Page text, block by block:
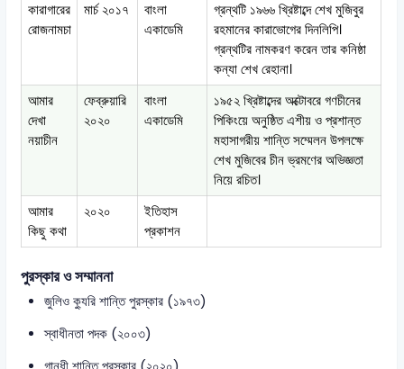
কারাগারের
রোজনামচা
মার্চ ২০১৭
বাংলা
একাডেমি
গ্রন্থটি ১৯৬৬ খ্রিষ্টাব্দে শেখ মুজিবুর
রহমানের কারাভোগের দিনলিপি।
গ্রন্থটির নামকরণ করেন তার কনিষ্ঠা
কন্যা শেখ রেহানা।
আমার
দেখা
নয়াচীন
ফেব্রুয়ারি
২০২০
বাংলা
একাডেমি
১৯৫২ খ্রিষ্টাব্দের অক্টোবরে গণচীনের
পিকিংয়ে অনুষ্ঠিত এশীয় ও প্রশান্ত
মহাসাগরীয় শান্তি সম্মেলন উপলক্ষে
শেখ মুজিবের চীন ভ্রমণের অভিজ্ঞতা
নিয়ে রচিত।
আমার
কিছু কথা
২০২০
ইতিহাস
প্রকাশন
পুরস্কার ও সম্মাননা
জুলিও ক্যুরি শান্তি পুরস্কার (১৯৭৩)
স্বাধীনতা পদক (২০০৩)